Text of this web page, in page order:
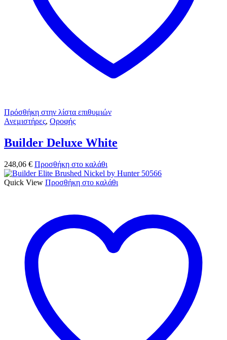
Πρόσθήκη στην λίστα επιθυμιών
Ανεμιστήρες, Οροφής
Builder Deluxe White
248,06 € Προσθήκη στο καλάθι
Quick View Προσθήκη στο καλάθι